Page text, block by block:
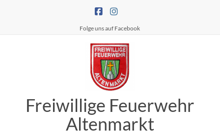
Folge uns auf Facebook
Freiwillige Feuerwehr
Altenmarkt